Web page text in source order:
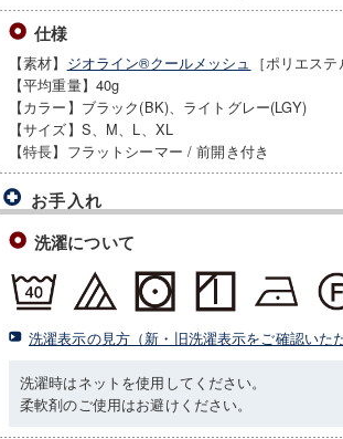
仕様
【素材】 ジオライン®クールメッシュ ［ポリエステ
【平均重量】40g
【カラー】ブラック(BK)、ライトグレー(LGY)
【サイズ】S、M、L、XL
【特長】フラットシーマー / 前開き付き
お手入れ
洗濯について
洗濯表示の見方（新・旧洗濯表示をご確認いた
洗濯時はネットを使用してください。
柔軟剤のご使用はお避けください。